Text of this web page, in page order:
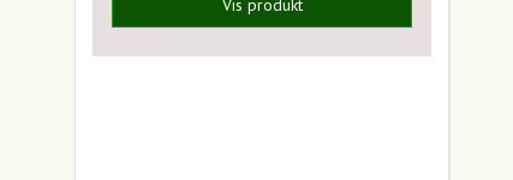
Vis produkt